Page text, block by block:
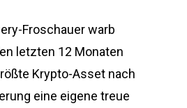
Froschauer warb
letzten 12 Monaten
Krypto-Asset nach
eine eigene treue